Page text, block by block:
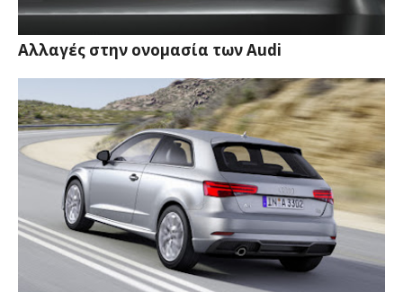
Αλλαγές στην ονομασία των Audi